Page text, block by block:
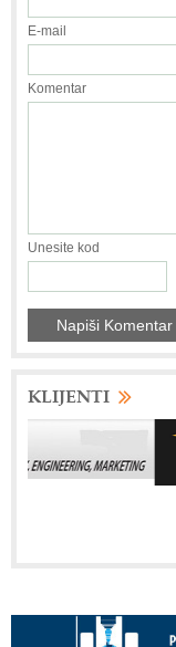
E-mail
Komentar
Unesite kod
KLIJENTI